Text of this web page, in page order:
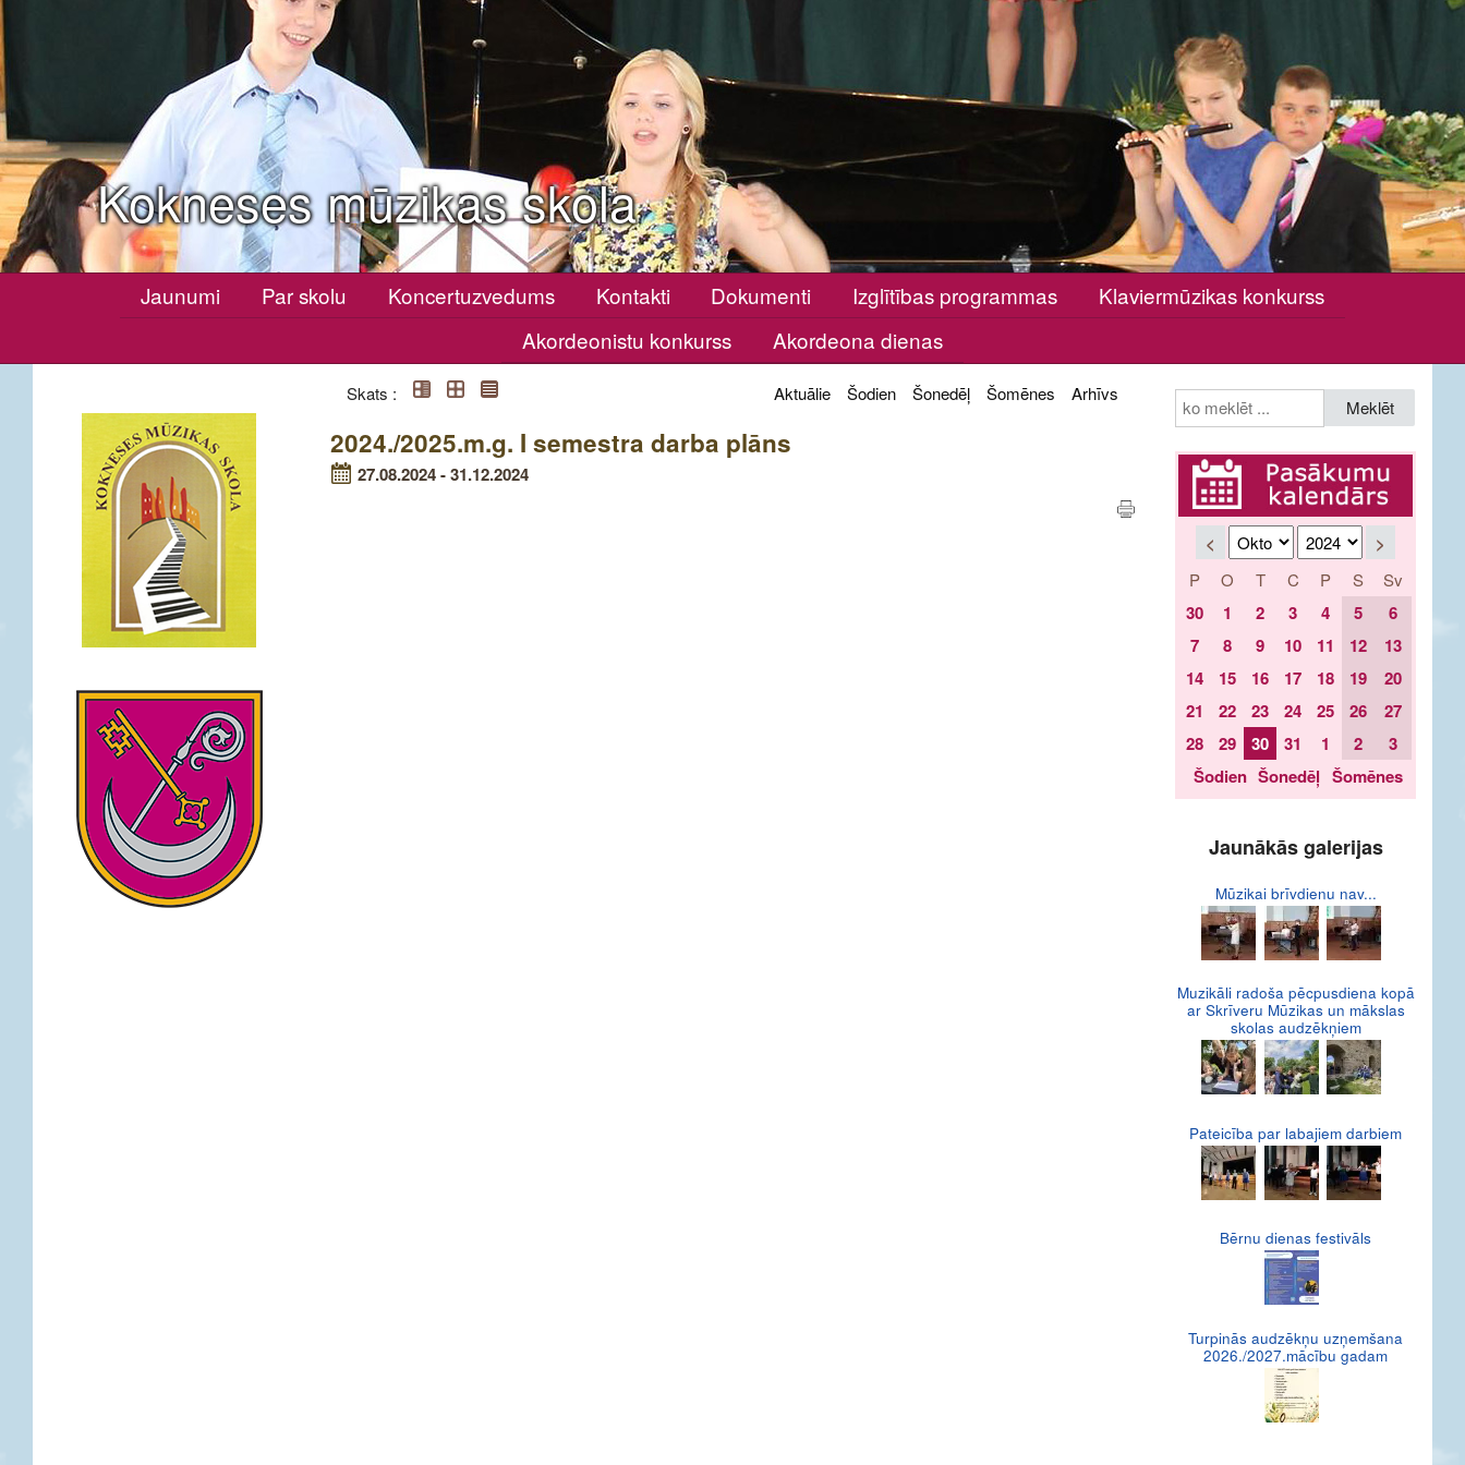
Kokneses mūzikas skola
Jaunumi Par skolu Koncertuzvedums Kontakti Dokumenti Izglītības programmas
Klaviermūzikas konkurss
Akordeonistu konkurss
Akordeona dienas
Skats : Aktuālie Šodien Šonedēļ Šomēnes Arhīvs
2024./2025.m.g. I semestra darba plāns
27.08.2024 - 31.12.2024
Meklēt
< >
P O T C P S Sv
30 1 2 3 4 5
6
7
8 9 10 11 12
13
14
15 16 17 18 19
20
21
22 23 24 25 26
27
28
29 30 31 1 2
3
Šodien Šonedēļ Šomēnes
Jaunākās galerijas
Mūzikai brīvdienu nav...
Muzikāli radoša pēcpusdiena kopā
ar Skrīveru Mūzikas un mākslas
skolas audzēkņiem
Pateicība par labajiem darbiem
Bērnu dienas festivāls
Turpinās audzēkņu uzņemšana
2026./2027.mācību gadam